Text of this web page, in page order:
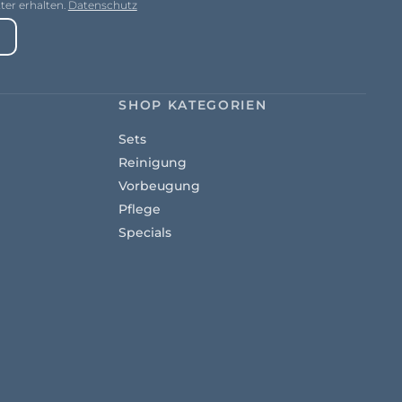
erhalten. Datenschutz
SHOP KATEGORIEN
Sets
Reinigung
Vorbeugung
Pflege
Specials